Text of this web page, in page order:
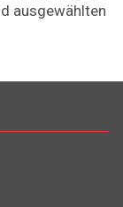
ausgewählten